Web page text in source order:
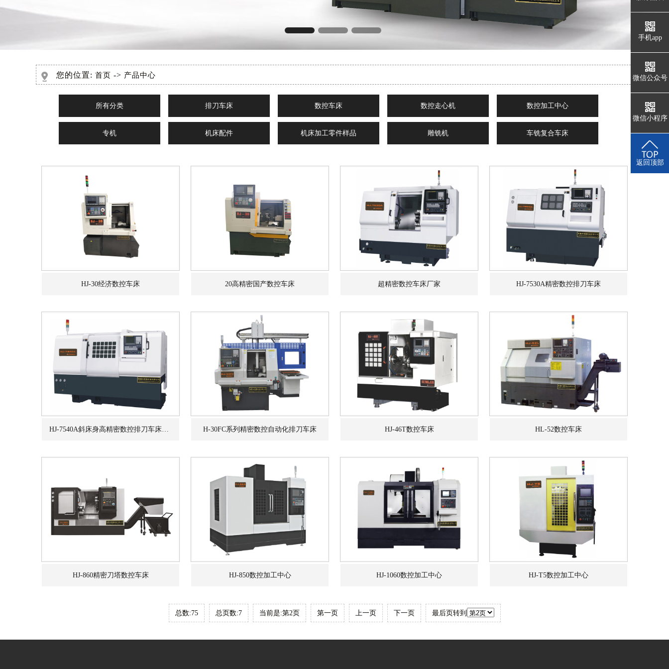
于
应
设
备
您的位置: 首页 -> 产品中心
所有分类 排刀车床 数控车床 数控走心机 数控加工中心
专机 机床配件 机床加工零件样品 雕铣机 车铣复合车床
HJ-30经济数控车床 20高精密国产数控车床 超精密数控车床厂家 HJ-7530A精密数控排刀车床
HJ-7540A斜床身高精密数控排刀车床厂家 H-30FC系列精密数控自动化排刀车床 HJ-46T数控车床 HL-52数控车床
HJ-860精密刀塔数控车床 HJ-850数控加工中心 HJ-1060数控加工中心 HJ-T5数控加工中心
总数:75 总页数:7 当前是:第2页 第一页 上一页 下一页 最后页转到
手机app
微信公众号
微信小程序
返回顶部